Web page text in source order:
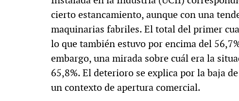
cierto estancamiento, aunque con una
maquinarias fabriles. El total del primer
lo que también estuvo por encima del
embargo, una mirada sobre cuál era la
65,8%. El deterioro se explica por la baja
un contexto de apertura comercial.